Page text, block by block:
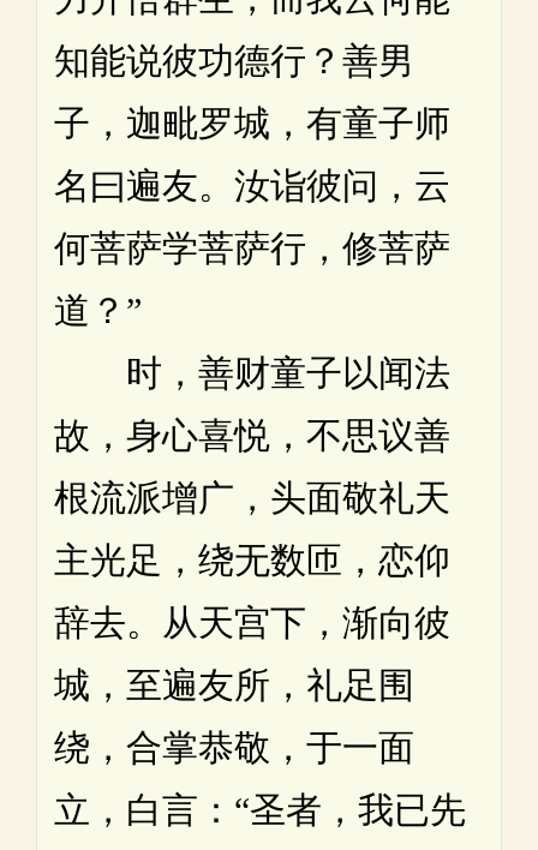
知能说彼功德行？善男
子，迦毗罗城，有童子师
名曰遍友。汝诣彼问，云
何菩萨学菩萨行，修菩萨
道？”
时，善财童子以闻法
故，身心喜悦，不思议善
根流派增广，头面敬礼天
主光足，绕无数匝，恋仰
辞去。从天宫下，渐向彼
城，至遍友所，礼足围
绕，合掌恭敬，于一面
立，白言：“圣者，我已先